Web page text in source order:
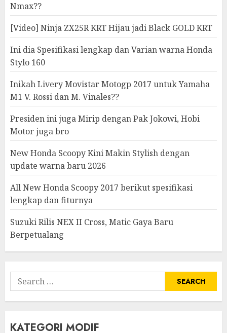
Nmax??
[Video] Ninja ZX25R KRT Hijau jadi Black GOLD KRT
Ini dia Spesifikasi lengkap dan Varian warna Honda
Stylo 160
Inikah Livery Movistar Motogp 2017 untuk Yamaha
M1 V. Rossi dan M. Vinales??
Presiden ini juga Mirip dengan Pak Jokowi, Hobi
Motor juga bro
New Honda Scoopy Kini Makin Stylish dengan
update warna baru 2026
All New Honda Scoopy 2017 berikut spesifikasi
lengkap dan fiturnya
Suzuki Rilis NEX II Cross, Matic Gaya Baru
Berpetualang
Search
for:
KATEGORI MODIF